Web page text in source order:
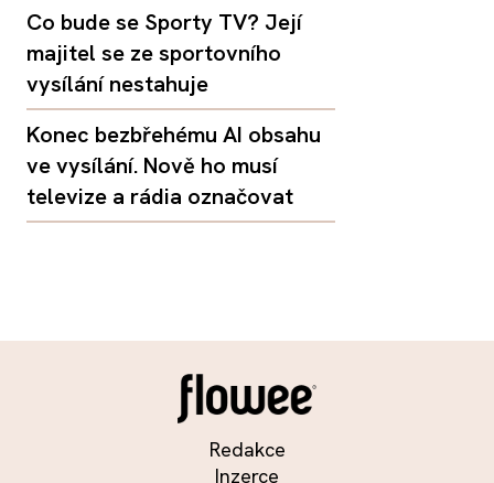
Co bude se Sporty TV? Její
majitel se ze sportovního
vysílání nestahuje
Konec bezbřehému AI obsahu
ve vysílání. Nově ho musí
televize a rádia označovat
Redakce
Inzerce